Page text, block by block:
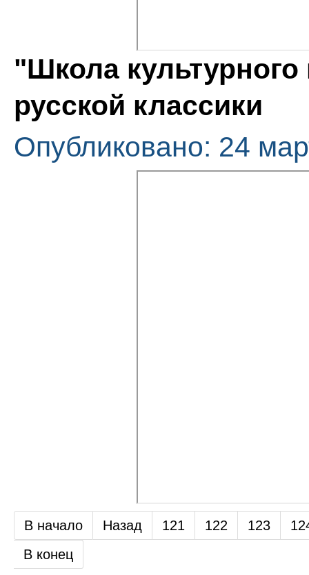
"Школа
русской классики
Опубликовано: 24
В начало Назад 121 122 123
В конец